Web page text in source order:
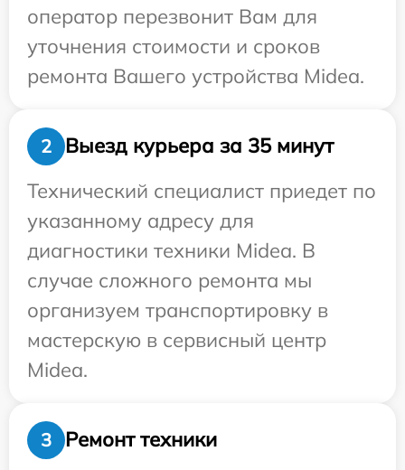
оператор перезвонит Вам для
уточнения стоимости и сроков
ремонта Вашего устройства Midea.
2
Выезд курьера за 35 минут
Технический специалист приедет по
указанному адресу для
диагностики техники Midea. В
случае сложного ремонта мы
организуем транспортировку в
мастерскую в сервисный центр
Midea.
3 Ремонт техники